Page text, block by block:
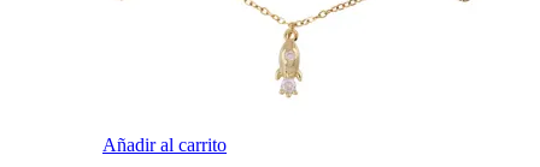
Añadir al carrito